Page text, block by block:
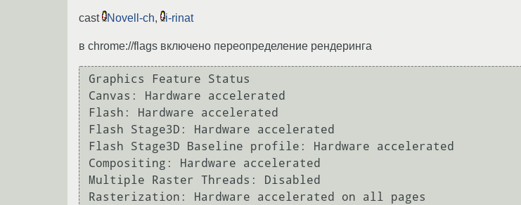
cast Novell-ch, i-rinat
в chrome://flags включено переопределение рендеринга
Graphics Feature Status
Canvas: Hardware accelerated
Flash: Hardware accelerated
Flash Stage3D: Hardware accelerated
Flash Stage3D Baseline profile: Hardware accelerated
Compositing: Hardware accelerated
Multiple Raster Threads: Disabled
Rasterization: Hardware accelerated on all pages